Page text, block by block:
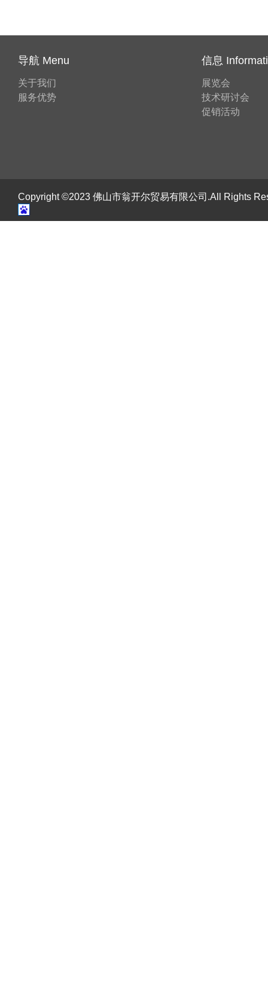
导航 Menu
关于我们
服务优势
信息
展览会
技术研讨会
促销活动
Copyright ©2023 佛山市翁开尔贸易有限公司.All Rights